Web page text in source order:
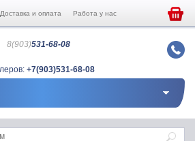
Доставка и оплата Работа у нас
8(903)531-68-08
+7(903)531-68-08